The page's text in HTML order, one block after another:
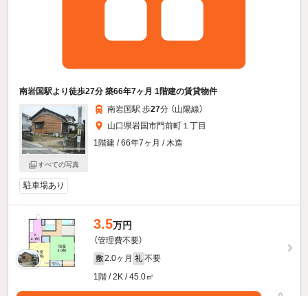
南岩国駅より徒歩27分 築66年7ヶ月 1階建の賃貸物件
すべての写真
南岩国駅 歩27分 （山陽線）
山口県岩国市門前町１丁目
1階建 / 66年7ヶ月 / 木造
駐車場あり
3.5万円
（管理費不要）
敷 2.0ヶ月 礼 不要
1階 / 2K / 45.0㎡